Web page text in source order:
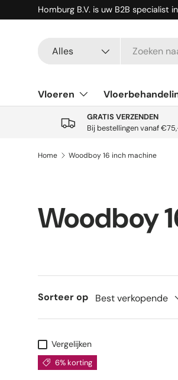
Ga naar inhoud
Homburg B.V. is uw B2B specialist
Alles
Vloeren
GRATIS VERZENDEN
Bij bestellingen vanaf
Home Woodboy 16 inch machine
Woodboy
Sorteer op Best verkopende
Vergelijken
6% korting